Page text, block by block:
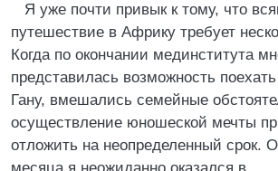
Я уже почти привык к тому, что
путешествие в Африку требует
Когда по окончании мединститута
представилась возможность
Гану, вмешались семейные
осуществление юношеской мечты
отложить на неопределенный срок.